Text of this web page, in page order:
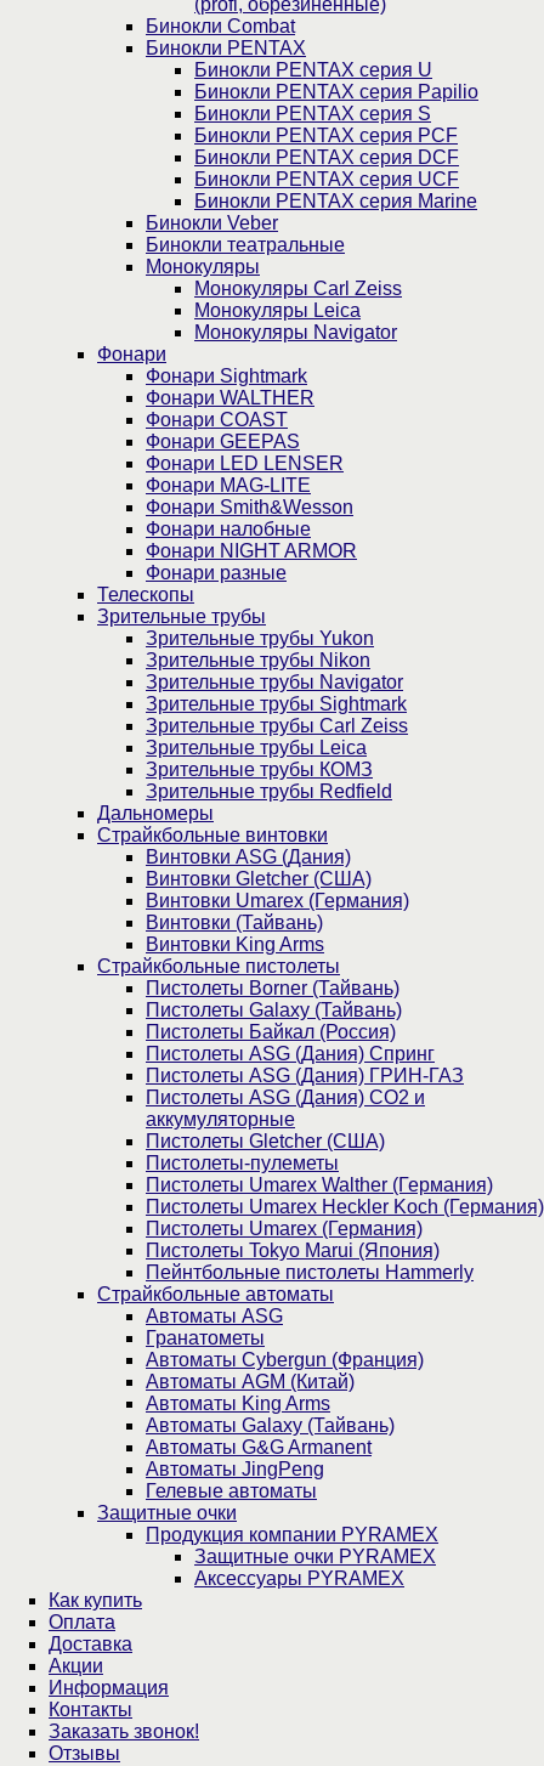
(profi, обрезиненные)
Бинокли Combat
Бинокли PENTAX
Бинокли PENTAX серия U
Бинокли PENTAX серия Papilio
Бинокли PENTAX серия S
Бинокли PENTAX серия PCF
Бинокли PENTAX серия DCF
Бинокли PENTAX серия UCF
Бинокли PENTAX серия Marine
Бинокли Veber
Бинокли театральные
Монокуляры
Монокуляры Carl Zeiss
Монокуляры Leica
Монокуляры Navigator
Фонари
Фонари Sightmark
Фонари WALTHER
Фонари COAST
Фонари GEEPAS
Фонари LED LENSER
Фонари MAG-LITE
Фонари Smith&Wesson
Фонари налобные
Фонари NIGHT ARMOR
Фонари разные
Телескопы
Зрительные трубы
Зрительные трубы Yukon
Зрительные трубы Nikon
Зрительные трубы Navigator
Зрительные трубы Sightmark
Зрительные трубы Carl Zeiss
Зрительные трубы Leica
Зрительные трубы КОМЗ
Зрительные трубы Redfield
Дальномеры
Страйкбольные винтовки
Винтовки ASG (Дания)
Винтовки Gletcher (США)
Винтовки Umarex (Германия)
Винтовки (Тайвань)
Винтовки King Arms
Страйкбольные пистолеты
Пистолеты Borner (Тайвань)
Пистолеты Galaxy (Тайвань)
Пистолеты Байкал (Россия)
Пистолеты ASG (Дания) Спринг
Пистолеты ASG (Дания) ГРИН-ГАЗ
Пистолеты ASG (Дания) CO2 и
аккумуляторные
Пистолеты Gletcher (США)
Пистолеты-пулеметы
Пистолеты Umarex Walther (Германия)
Пистолеты Umarex Heckler Koch (Германия)
Пистолеты Umarex (Германия)
Пистолеты Tokyo Marui (Япония)
Пейнтбольные пистолеты Hammerly
Страйкбольные автоматы
Автоматы ASG
Гранатометы
Автоматы Cybergun (Франция)
Автоматы AGM (Китай)
Автоматы King Arms
Автоматы Galaxy (Тайвань)
Автоматы G&G Armanent
Автоматы JingPeng
Гелевые автоматы
Защитные очки
Продукция компании PYRAMEX
Защитные очки PYRAMEX
Аксессуары PYRAMEX
Как купить
Оплата
Доставка
Акции
Информация
Контакты
Заказать звонок!
Отзывы